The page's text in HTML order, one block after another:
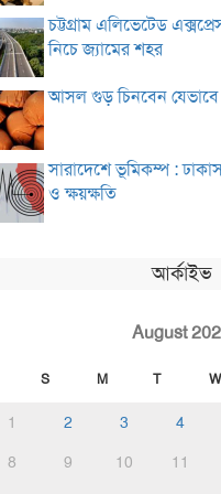
চট্টগ্রাম এলিভেটেড
নিচে জ্যামের শহর
আসল গুড় চিনবেন যেভাবে
সারাদেশে ভূমিকম্প :
ও ক্ষয়ক্ষতি
আর্কাইভ
August
S M T W
1 2 3 4
8
9 10 11